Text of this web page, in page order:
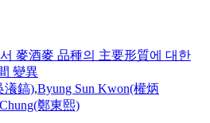
麥酒麥 品種의 主要形質에 대한
變異
瀁鎬),Byung Sun Kwon(權炳
鄭東熙)